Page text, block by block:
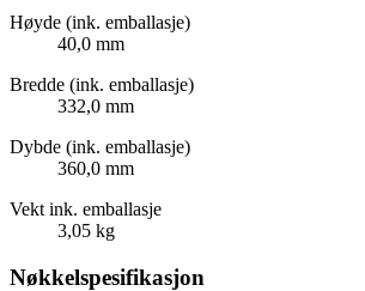
Høyde (ink. emballasje)
40,0 mm
Bredde (ink. emballasje)
332,0 mm
Dybde (ink. emballasje)
360,0 mm
Vekt ink. emballasje
3,05 kg
Nøkkelspesifikasjon